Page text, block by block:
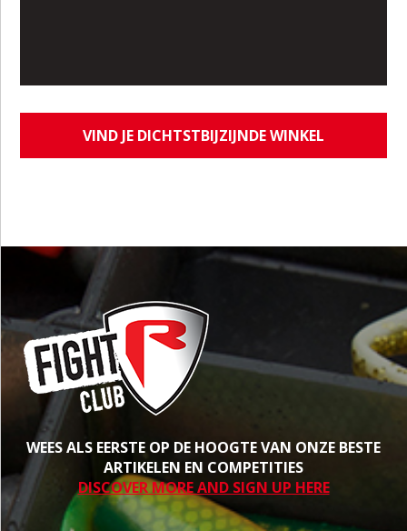
VIND JE DICHTSTBIJZIJNDE WINKEL
WEES ALS EERSTE OP DE HOOGTE VAN ONZE BESTE
ARTIKELEN EN COMPETITIES
DISCOVER MORE AND SIGN UP HERE